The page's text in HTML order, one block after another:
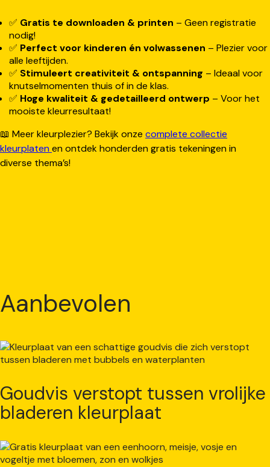
✅ Gratis te downloaden & printen – Geen registratie
nodig!
✅ Perfect voor kinderen én volwassenen – Plezier voor
alle leeftijden.
✅ Stimuleert creativiteit & ontspanning – Ideaal voor
knutselmomenten thuis of in de klas.
✅ Hoge kwaliteit & gedetailleerd ontwerp – Voor het
mooiste kleurresultaat!
📖 Meer kleurplezier? Bekijk onze complete collectie
kleurplatenen ontdek honderden gratis tekeningen in
diverse thema’s!
Aanbevolen
Goudvis verstopt tussen vrolijke
bladeren kleurplaat